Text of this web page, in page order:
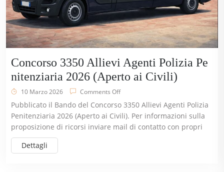
Concorso 3350 Allievi Agenti Polizia Pe
nitenziaria 2026 (Aperto ai Civili)
10 Marzo 2026 Comments Off
Pubblicato il Bando del Concorso 3350 Allievi Agenti Polizia
Penitenziaria 2026 (Aperto ai Civili). Per informazioni sulla
proposizione di ricorsi inviare mail di contatto con propri
Dettagli